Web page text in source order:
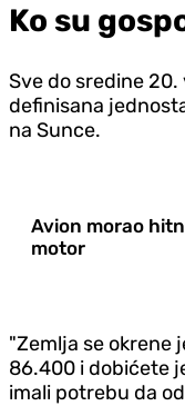
Ko su
Sve do sredine
definisana
na Sunce.
Avion morao
motor
"Zemlja se okrene
86.400 i dobićete
imali potrebu da